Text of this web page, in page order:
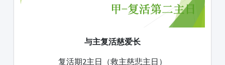
与主复活慈爱长
复活期2主日（救主慈悲主日）